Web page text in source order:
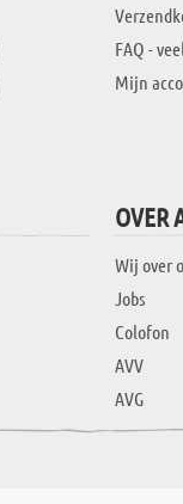
FAQ -
Mijn
OVER
Wij over
Jobs
Colofon
AVV
AVG